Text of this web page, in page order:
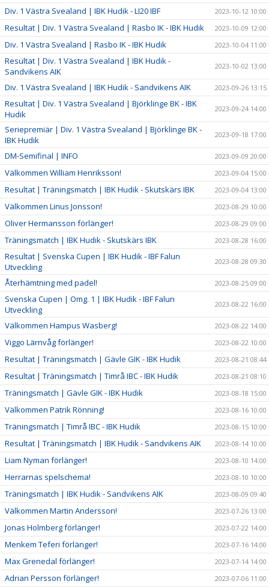
Div. 1 Västra Svealand | IBK Hudik - LI20 IBF 2023-10-12 10:00
Resultat | Div. 1 Västra Svealand | Rasbo IK - IBK Hudik 2023-10-09 12:00
Div. 1 Västra Svealand | Rasbo IK - IBK Hudik 2023-10-04 11:00
Resultat | Div. 1 Västra Svealand | IBK Hudik -
Sandvikens AIK
2023-10-02 13:00
Div. 1 Västra Svealand | IBK Hudik - Sandvikens AIK 2023-09-26 13:15
Resultat | Div. 1 Västra Svealand | Björklinge BK - IBK
Hudik
2023-09-24 14:00
Seriepremiär | Div. 1 Västra Svealand | Björklinge BK -
IBK Hudik
2023-09-18 17:00
DM-Semifinal | INFO 2023-09-09 20:00
Välkommen William Henriksson! 2023-09-04 15:00
Resultat | Träningsmatch | IBK Hudik - Skutskärs IBK 2023-09-04 13:00
Välkommen Linus Jonsson! 2023-08-29 10:00
Oliver Hermansson förlänger! 2023-08-29 09:00
Träningsmatch | IBK Hudik - Skutskärs IBK 2023-08-28 16:00
Resultat | Svenska Cupen | IBK Hudik - IBF Falun
Utveckling
2023-08-28 09:30
Återhämtning med padel! 2023-08-25 09:00
Svenska Cupen | Omg. 1 | IBK Hudik - IBF Falun
Utveckling
2023-08-22 16:00
Välkommen Hampus Wasberg! 2023-08-22 14:00
Viggo Lärnvåg förlänger! 2023-08-22 10:00
Resultat | Träningsmatch | Gävle GIK - IBK Hudik 2023-08-21 08:44
Resultat | Träningsmatch | Timrå IBC - IBK Hudik 2023-08-21 08:10
Träningsmatch | Gävle GIK - IBK Hudik 2023-08-18 15:00
Välkommen Patrik Rönning! 2023-08-16 10:00
Träningsmatch | Timrå IBC - IBK Hudik 2023-08-15 10:00
Resultat | Träningsmatch | IBK Hudik - Sandvikens AIK 2023-08-14 10:00
Liam Nyman förlänger! 2023-08-10 14:00
Herrarnas spelschema! 2023-08-10 10:00
Träningsmatch | IBK Hudik - Sandvikens AIK 2023-08-09 09:40
Välkommen Martin Andersson! 2023-07-26 13:00
Jonas Holmberg förlänger! 2023-07-22 14:00
Menkem Teferi förlänger! 2023-07-16 14:00
Max Grenedal förlänger! 2023-07-14 14:00
Adrian Persson förlänger! 2023-07-06 11:00